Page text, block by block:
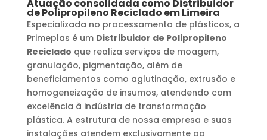
Atuação consolidada como Distribuidor
de Polipropileno Reciclado emLimeira
Especializada no processamento de plásticos, a
Primeplas é um Distribuidor de Polipropileno
Reciclado que realiza serviços de moagem,
granulação, pigmentação, além de
beneficiamentos como aglutinação, extrusão e
homogeneização de insumos, atendendo com
excelência à indústria de transformação
plástica. A estrutura de nossa empresa e suas
instalações atendem exclusivamente ao